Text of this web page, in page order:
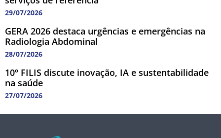
29/07/2026
GERA 2026 destaca urgências e emergências na
Radiologia Abdominal
28/07/2026
10º FILIS discute inovação, IA e sustentabilidade
na saúde
27/07/2026